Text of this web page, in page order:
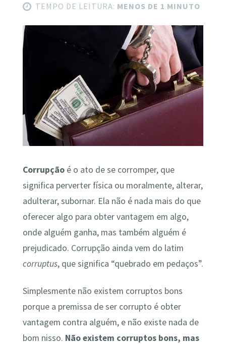
TEMPO DE LEITURA: MENOS DE 1 MINUTO
Corrupçãoé o ato de se corromper, que
significa perverter física ou moralmente, alterar,
adulterar, subornar. Ela não é nada mais do que
oferecer algo para obter vantagem em algo,
onde alguém ganha, mas também alguém é
prejudicado. Corrupção ainda vem do latim
corruptus, que significa “quebrado em pedaços”.
Simplesmente não existem corruptos bons
porque a premissa de ser corrupto é obter
vantagem contra alguém, e não existe nada de
bom nisso. Não existem corruptos bons, mas